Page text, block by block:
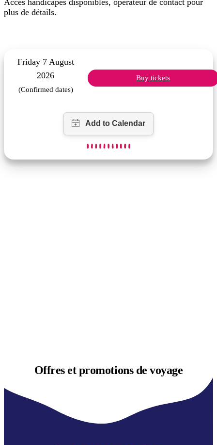
Accès handicapés disponibles, opérateur de contact pour
plus de détails.
Friday 7 August
2026
(Confirmed dates)
Buy tickets
Offres etpromotions de voyage